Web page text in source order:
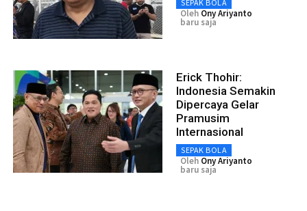
SEPAK BOLA
Oleh Ony Ariyanto
baru saja
Erick Thohir:
Indonesia Semakin
Dipercaya Gelar
Pramusim
Internasional
SEPAK BOLA
Oleh Ony Ariyanto
baru saja